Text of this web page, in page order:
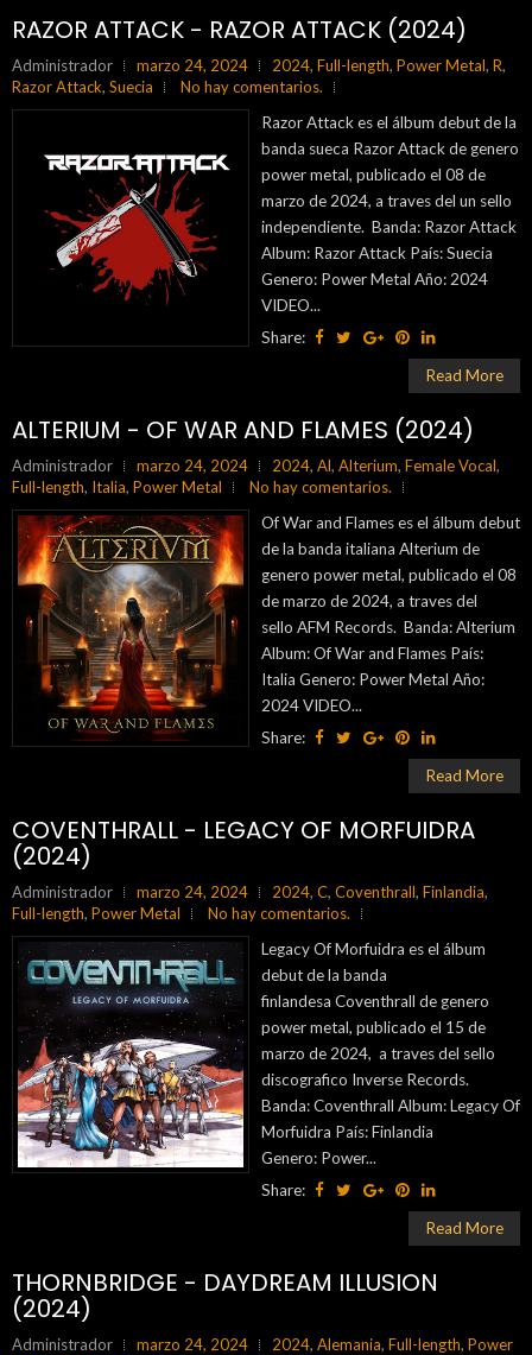
RAZOR ATTACK - RAZOR ATTACK (2024)
Administrador marzo 24, 2024 2024, Full-length, Power Metal, R,
Razor Attack, Suecia
No hay comentarios.
Razor Attack es el álbum debut de la
banda sueca Razor Attack de genero
power metal, publicado el 08 de
marzo de 2024, a traves del un sello
independiente. Banda: Razor Attack
Album: Razor Attack País: Suecia
Genero: Power Metal Año: 2024
VIDEO...
Share:
Read More
ALTERIUM - OF WAR AND FLAMES (2024)
Administrador marzo 24, 2024 2024, Al, Alterium, Female Vocal,
Full-length, Italia, Power Metal
No hay comentarios.
Of War and Flames es el álbum debut
de la banda italiana Alterium de
genero power metal, publicado el 08
de marzo de 2024, a traves del
sello AFM Records. Banda: Alterium
Album: Of War and Flames País:
Italia Genero: Power Metal Año:
2024 VIDEO...
Share:
Read More
COVENTHRALL - LEGACY OF MORFUIDRA
(2024)
Administrador marzo 24, 2024 2024, C, Coventhrall, Finlandia,
Full-length, Power Metal
No hay comentarios.
Legacy Of Morfuidra es el álbum
debut de la banda
finlandesa Coventhrall de genero
power metal, publicado el 15 de
marzo de 2024, a traves del sello
discografico Inverse Records.
Banda: Coventhrall Album: Legacy Of
Morfuidra País: Finlandia
Genero: Power...
Share:
Read More
THORNBRIDGE - DAYDREAM ILLUSION
(2024)
Administrador marzo 24, 2024 2024, Alemania, Full-length, Power